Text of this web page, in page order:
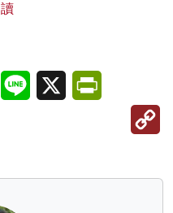
讀
LinkedInLine X